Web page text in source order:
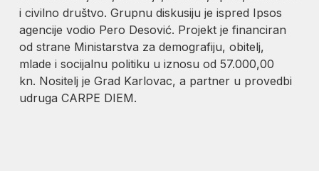
i civilno društvo. Grupnu diskusiju je ispred Ipsos
agencije vodio Pero Desović. Projekt je financiran
od strane Ministarstva za demografiju, obitelj,
mlade i socijalnu politiku u iznosu od 57.000,00
kn. Nositelj je Grad Karlovac, a partner u provedbi
udruga CARPE DIEM.